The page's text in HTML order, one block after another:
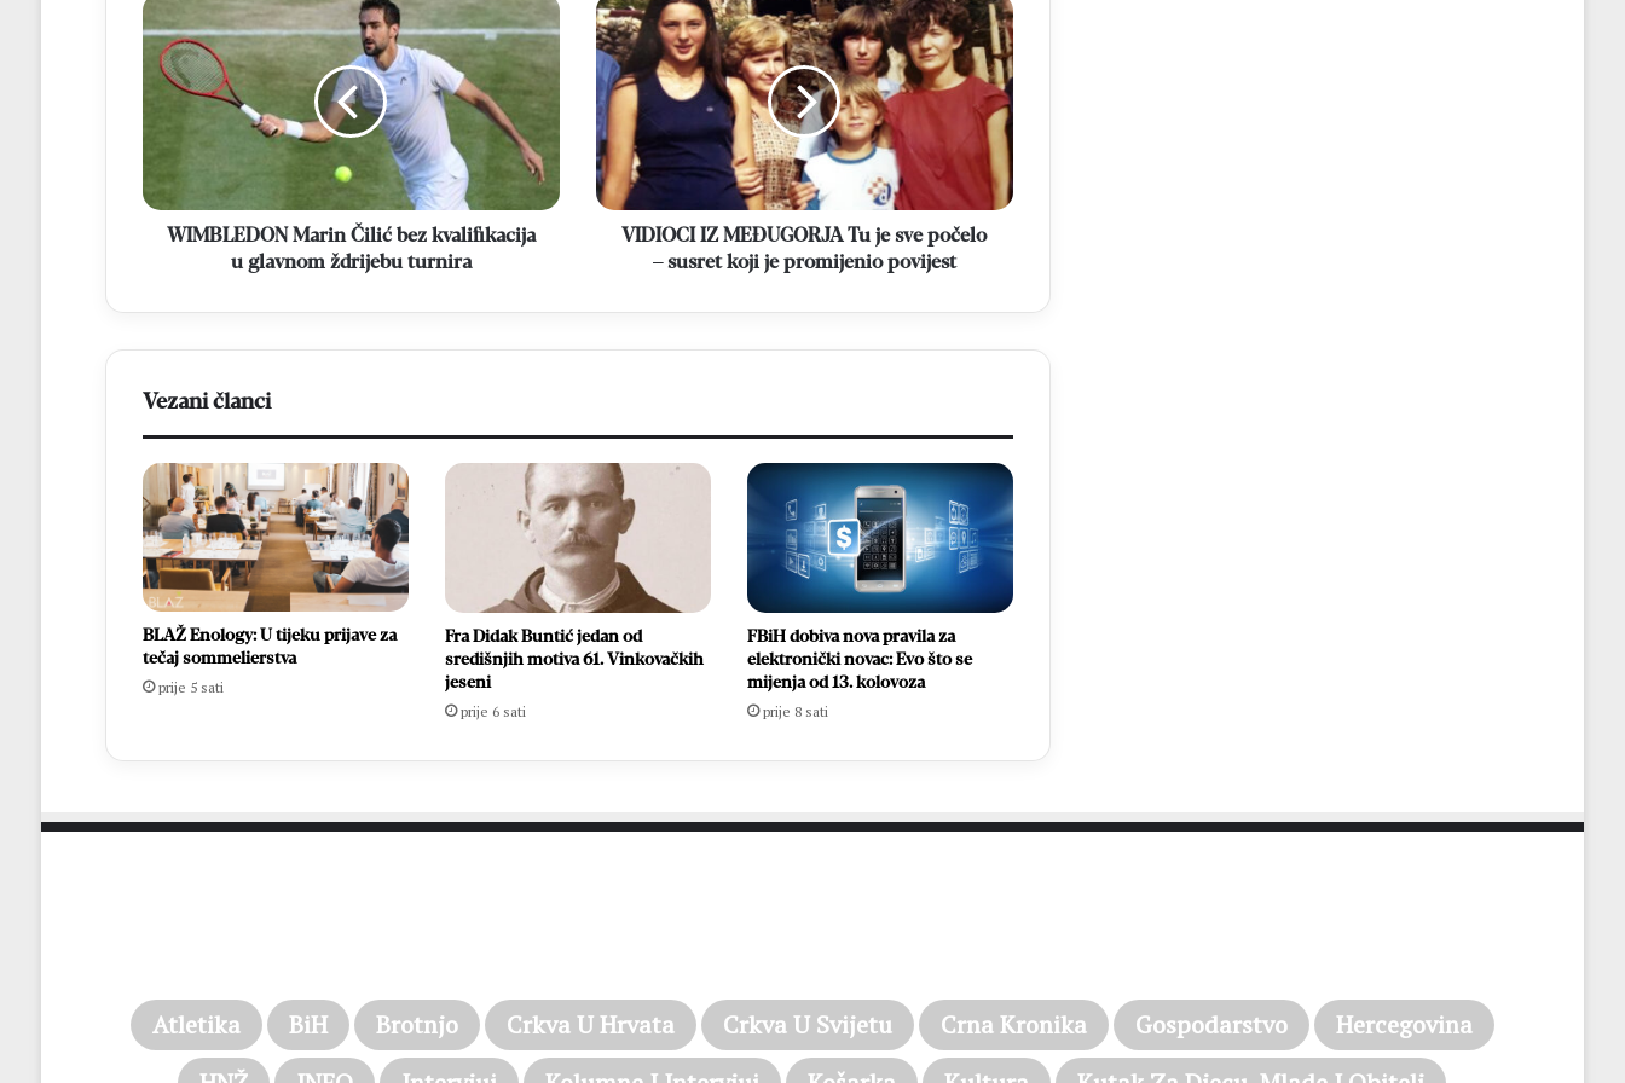
Marin
Čilić
bez
kvalifikacija
ždrijebu
turnira
WIMBLEDON Marin Čilić bez kvalifikacija
u glavnom ždrijebu turnira
IZ
MEĐUGORJA
Tu
je
sve
počelo
–
susret
povijest
VIDIOCI IZ MEĐUGORJA Tu je sve počelo
– susret koji je promijenio povijest
Vezani članci
BLAŽ Enology: U tijeku prijave za
tečaj sommelierstva
prije 5 sati
Fra Didak Buntić jedan od
središnjih motiva 61. Vinkovačkih
jeseni
prije 6 sati
FBiH dobiva nova pravila za
elektronički novac: Evo što se
mijenja od 13. kolovoza
prije 8 sati
Atletika BiH Brotnjo Crkva U Hrvata Crkva U Svijetu Crna Kronika Gospodarstvo
Hercegovina